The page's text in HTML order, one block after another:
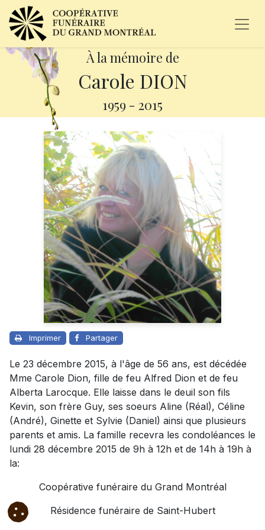
À la mémoire de
Carole DION
1959 - 2015
Imprimer Partager
Le 23 décembre 2015, à l'âge de 56 ans, est décédée
Mme Carole Dion, fille de feu Alfred Dion et de feu
Alberta Larocque. Elle laisse dans le deuil son fils
Kevin, son frère Guy, ses soeurs Aline (Réal), Céline
(André), Ginette et Sylvie (Daniel) ainsi que plusieurs
parents et amis. La famille recevra les condoléances le
lundi 28 décembre 2015 de 9h à 12h et de 14h à 19h à
la:
Coopérative funéraire du Grand Montréal
Résidence funéraire de Saint-Hubert